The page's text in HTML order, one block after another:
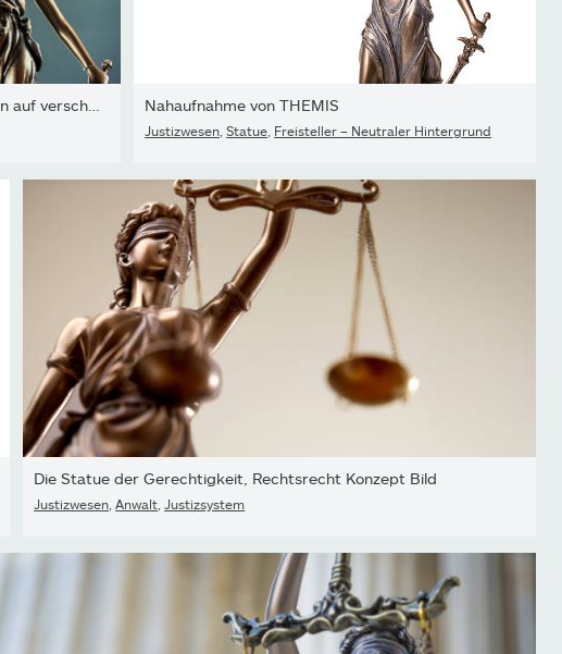
Nahaufnahme von THEMIS
Justizwesen ,Statue Freisteller – Neutraler Hintergrund
Die Statue der Gerechtigkeit, Rechtsrecht Konzept Bild
Justizwesen ,Anwalt ,Justizsystem